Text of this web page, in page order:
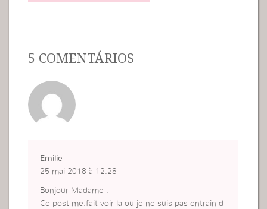
5 COMENTÁRIOS
Emilie
25 mai 2018 à 12:28
Bonjour Madame .
Ce post me.fait voir la ou je ne suis pas entrain d